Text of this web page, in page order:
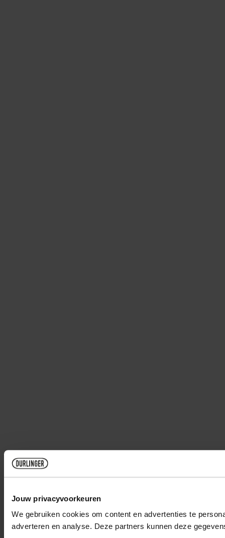
Jouw privacyvoorkeuren
We gebruiken cookies om content en advertenties te
adverteren en analyse. Deze partners kunnen deze